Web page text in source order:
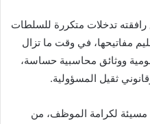
رافقته تدخلات متكررة للسلطات
مفاتيحها، في وقت ما تزال
ووثائق محاسبية حساسة،
ثقيل المسؤولية.
مسيئة لكرامة الموظف، من